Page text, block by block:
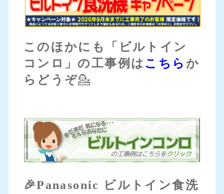
このほかにも「ビルトイン
コンロ」の工事例は こちら か
らどうぞ💁
🎉Panasonic ビルトイン食洗